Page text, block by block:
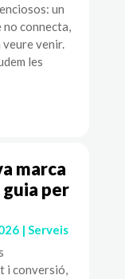
un
no connecta,
veure venir.
les
marca
per
| Serveis
i conversió,